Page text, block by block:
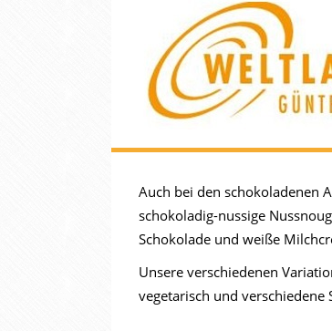
Auch bei den schokoladenen
schokoladig-nussige
Schokolade und weiße
Unsere verschiedenen
vegetarisch und verschiedene